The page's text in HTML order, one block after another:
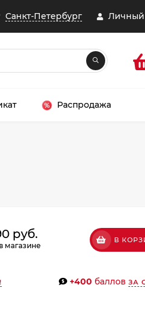
Санкт-Петербург Личный
Распродажа
руб.
магазине
В
+400 баллов ЗА